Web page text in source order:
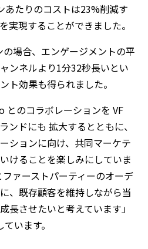
あたりのコストは23%削減す
実現することができました。
場合、エンゲージメントの平
ンネルより1分32秒長いとい
ト効果も得られました。
とのコラボレーションを VF
ドにも 拡大するとともに、
ションに向け、共同マーケテ
けることを楽しみにしていま
ァーストパーティーのオーデ
、既存顧客を維持しながら当
長させたいと考えています」
います。